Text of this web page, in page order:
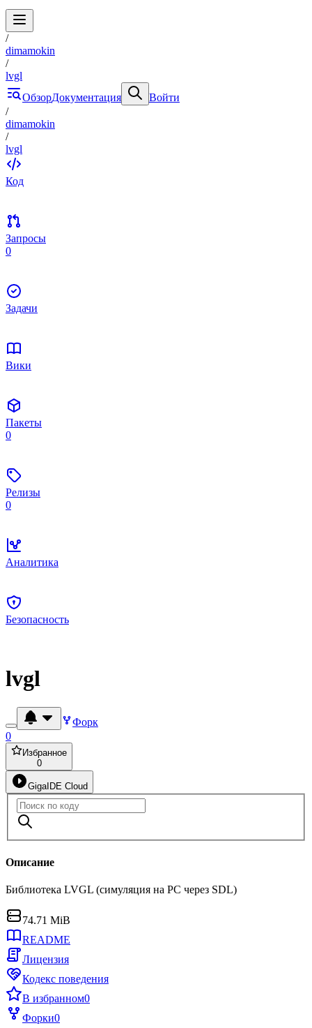
/
dimamokin
/
lvgl
ОбзорДокументация
Войти
/
dimamokin
/
lvgl
Код
Запросы
0
Задачи
Вики
Пакеты
0
Релизы
0
Аналитика
Безопасность
lvgl
Форк
0
Избранное
0
GigaIDE Cloud
Описание
Библиотека LVGL (симуляция на PC через SDL)
74.71 MiB
README
Лицензия
Кодекс поведения
В избранном0
Форки0